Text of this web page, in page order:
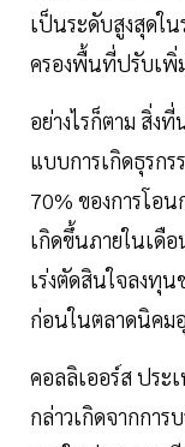
เป็นระดับสูงสุดใ
ครองพื้นที่ปรับเพิ่
อย่างไรก็ตาม สิ่ง
แบบการเกิดธุรกร
70% ของการโอ
เกิดขึ้นภายในเดื
เร่งตัดสินใจลงทุ
ก่อนในตลาดนิคม
คอลลิเออร์ส ประ
กล่าวเกิดจากกา